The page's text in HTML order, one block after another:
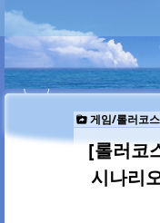
게임/롤러코
[롤러코
시나리